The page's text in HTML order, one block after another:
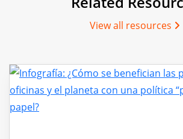
View all resources